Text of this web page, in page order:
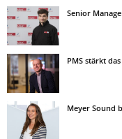
Senior
PMS stärkt
Meyer Sound